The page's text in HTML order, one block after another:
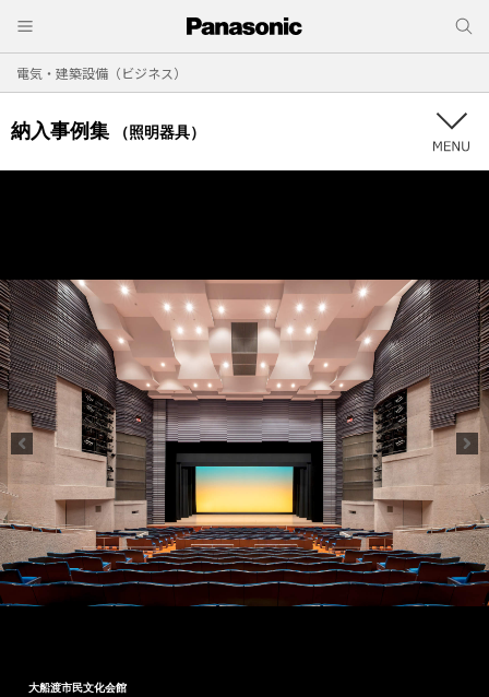
電気・建築設備（ビジネス）
納入事例集 （照明器具）
大船渡市民文化会館